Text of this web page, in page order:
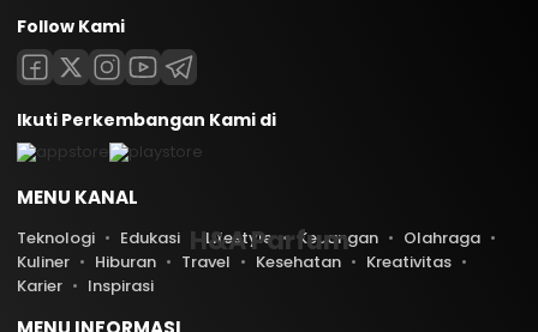
Follow Kami
Ikuti Perkembangan Kami di
MENU KANAL
Teknologi Edukasi Lifestyle Keuangan
Olahraga
Kuliner
Hiburan Travel Kesehatan
Kreativitas
Karier
Inspirasi
H&A Parfum